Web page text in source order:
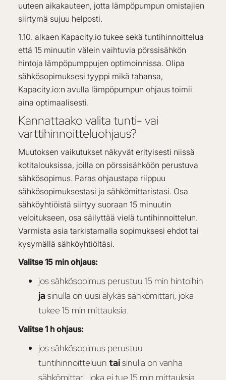
uuteen aikakauteen, jotta lämpöpumpun omistajien
siirtymä sujuu helposti.
1.10. alkaen Kapacity.io tukee sekä tuntihinnoittelua
että 15 minuutin välein vaihtuvia pörssisähkön
hintoja lämpöpumppujen optimoinnissa. Olipa
sähkösopimuksesi tyyppi mikä tahansa,
Kapacity.io:n avulla lämpöpumpun ohjaus toimii
aina optimaalisesti.
Kannattaako valita tunti- vai
varttihinnoitteluohjaus?
Muutoksen vaikutukset näkyvät erityisesti niissä
kotitalouksissa, joilla on pörssisähköön perustuva
sähkösopimus. Paras ohjaustapa riippuu
sähkösopimuksestasi ja sähkömittaristasi. Osa
sähköyhtiöistä siirtyy suoraan 15 minuutin
veloitukseen, osa säilyttää vielä tuntihinnoittelun.
Varmista asia tarkistamalla sopimuksesi ehdot tai
kysymällä sähköyhtiöltäsi.
Valitse 15 min ohjaus:
jos sähkösopimus perustuu 15 min hintoihin
ja sinulla on uusi älykäs sähkömittari, joka
tukee 15 min mittauksia.
Valitse 1 h ohjaus:
jos sähkösopimus perustuu
tuntihinnoitteluun taisinulla on vanha
sähkömittari, joka ei tue 15 min mittauksia.